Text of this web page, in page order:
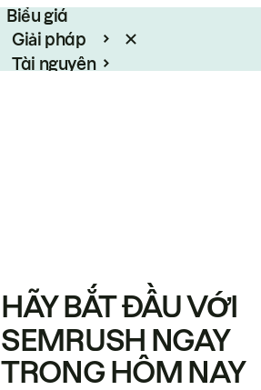
Biểu giá
Giải pháp
Tài nguyên
HÃY BẮT ĐẦU VỚI
SEMRUSH NGAY
TRONG HÔM NAY